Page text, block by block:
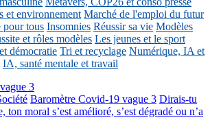
et environnement Marché de l'emploi du futur
pour tous Insomnies Réussir sa vie Modèles
et rôles modèles Les jeunes et le sport
démocratie Tri et recyclage Numérique, IA et
IA, santé mentale et travail
3
Baromètre Covid-19 vague 3 Dirais-tu
ton moral s’est amélioré, s’est dégradé ou n’a